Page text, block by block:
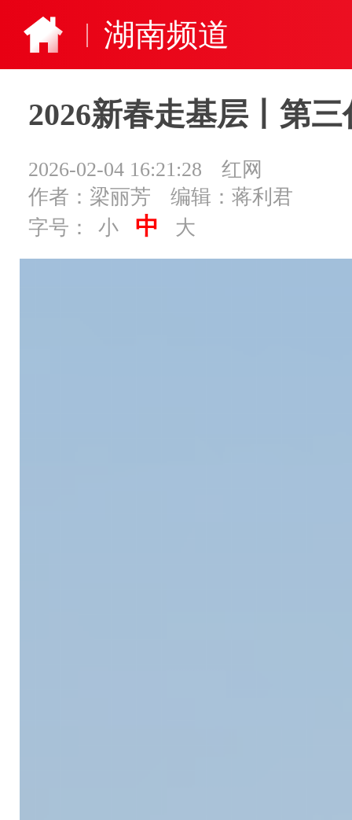
湖南频道
2026新春走基层丨第
2026-02-04 16:21:28
红网
作者：梁丽芳
编辑：蒋利君
字号：
小 中 大